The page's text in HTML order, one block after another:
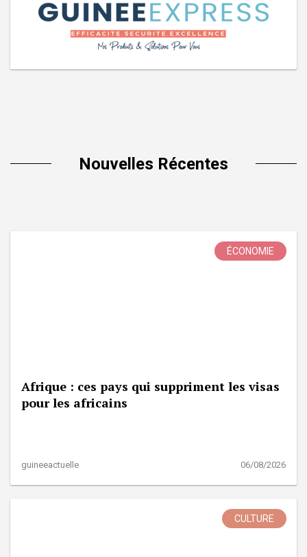
Nouvelles Récentes
ÉCONOMIE
Afrique : ces pays qui suppriment les visas
pour les africains
guineeactuelle 06/08/2026
CULTURE